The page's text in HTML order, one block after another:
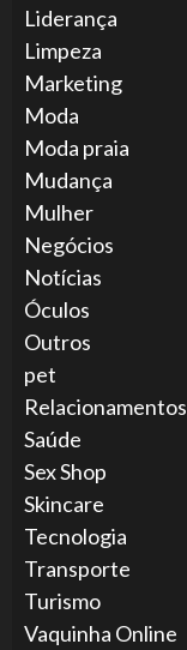
Liderança
Limpeza
Marketing
Moda
Moda praia
Mudança
Mulher
Negócios
Notícias
Óculos
Outros
pet
Relacionamentos
Saúde
Sex Shop
Skincare
Tecnologia
Transporte
Turismo
Vaquinha Online